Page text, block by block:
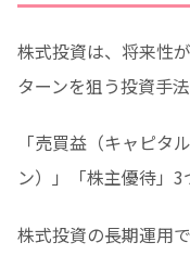
株式投資は、将来性
ターンを狙う投資手法
「売買益（キャピタ
ン）」「株主優待」3
株式投資の長期運用